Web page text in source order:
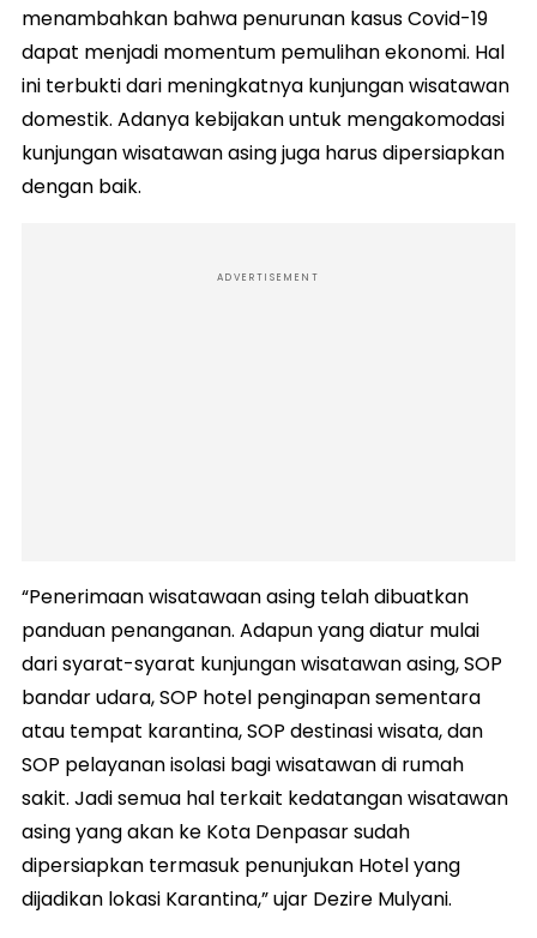
menambahkan bahwa penurunan kasus Covid-19
dapat menjadi momentum pemulihan ekonomi. Hal
ini terbukti dari meningkatnya kunjungan wisatawan
domestik. Adanya kebijakan untuk mengakomodasi
kunjungan wisatawan asing juga harus dipersiapkan
dengan baik.
ADVERTISEMENT
“Penerimaan wisatawaan asing telah dibuatkan
panduan penanganan. Adapun yang diatur mulai
dari syarat-syarat kunjungan wisatawan asing, SOP
bandar udara, SOP hotel penginapan sementara
atau tempat karantina, SOP destinasi wisata, dan
SOP pelayanan isolasi bagi wisatawan di rumah
sakit. Jadi semua hal terkait kedatangan wisatawan
asing yang akan ke Kota Denpasar sudah
dipersiapkan termasuk penunjukan Hotel yang
dijadikan lokasi Karantina,” ujar Dezire Mulyani.